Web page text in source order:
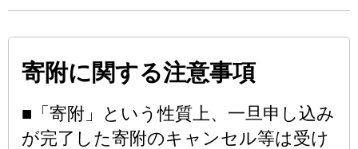
寄附に関する注意事項
■「寄附」という性質上、一旦申し込み
が完了した寄附のキャンセル等は受け